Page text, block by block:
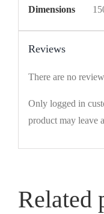
Dimensions
Reviews
There are no
Only logged in
product may leave
Related